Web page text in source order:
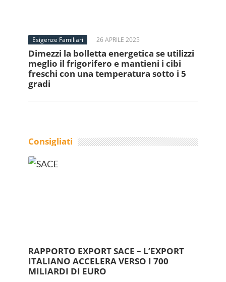
Esigenze Familiari 26 APRILE 2025
Dimezzi la bolletta energetica se utilizzi
meglio il frigorifero e mantieni i cibi
freschi con una temperatura sotto i 5
gradi
Consigliati
RAPPORTO EXPORT SACE – L’EXPORT
ITALIANO ACCELERA VERSO I 700
MILIARDI DI EURO